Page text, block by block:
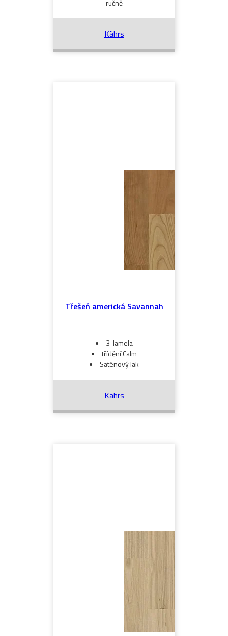
ručně
Kährs
Třešeň americká Savannah
3-lamela
třídění Calm
Saténový lak
Kährs